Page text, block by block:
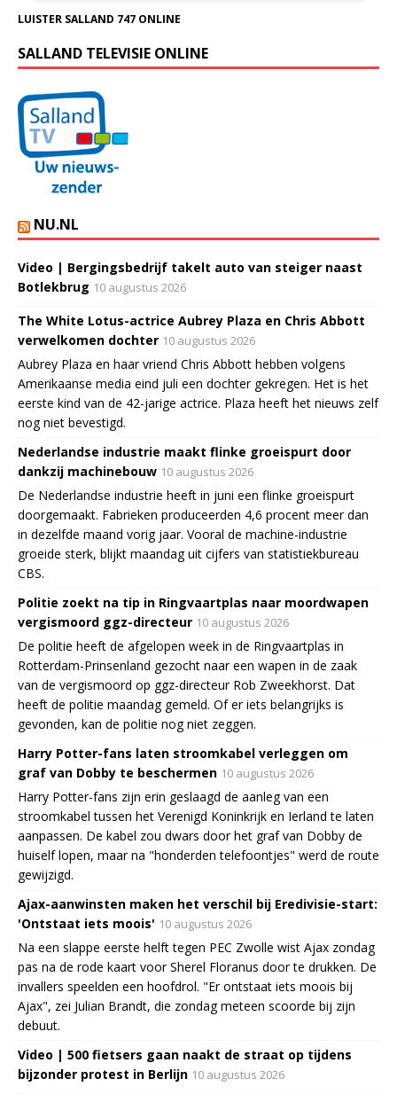
LUISTER SALLAND 747 ONLINE
SALLAND TELEVISIE ONLINE
NU.NL
Video | Bergingsbedrijf takelt auto van steiger naast
Botlekbrug 10 augustus 2026
The White Lotus-actrice Aubrey Plaza en Chris Abbott
verwelkomen dochter 10 augustus 2026
Aubrey Plaza en haar vriend Chris Abbott hebben volgens
Amerikaanse media eind juli een dochter gekregen. Het is het
eerste kind van de 42-jarige actrice. Plaza heeft het nieuws zelf
nog niet bevestigd.
Nederlandse industrie maakt flinke groeispurt door
dankzij machinebouw 10 augustus 2026
De Nederlandse industrie heeft in juni een flinke groeispurt
doorgemaakt. Fabrieken produceerden 4,6 procent meer dan
in dezelfde maand vorig jaar. Vooral de machine-industrie
groeide sterk, blijkt maandag uit cijfers van statistiekbureau
CBS.
Politie zoekt na tip in Ringvaartplas naar moordwapen
vergismoord ggz-directeur 10 augustus 2026
De politie heeft de afgelopen week in de Ringvaartplas in
Rotterdam-Prinsenland gezocht naar een wapen in de zaak
van de vergismoord op ggz-directeur Rob Zweekhorst. Dat
heeft de politie maandag gemeld. Of er iets belangrijks is
gevonden, kan de politie nog niet zeggen.
Harry Potter-fans laten stroomkabel verleggen om
graf van Dobby te beschermen 10 augustus 2026
Harry Potter-fans zijn erin geslaagd de aanleg van een
stroomkabel tussen het Verenigd Koninkrijk en Ierland te laten
aanpassen. De kabel zou dwars door het graf van Dobby de
huiself lopen, maar na "honderden telefoontjes" werd de route
gewijzigd.
Ajax-aanwinsten maken het verschil bij Eredivisie-start:
'Ontstaat iets moois' 10 augustus 2026
Na een slappe eerste helft tegen PEC Zwolle wist Ajax zondag
pas na de rode kaart voor Sherel Floranus door te drukken. De
invallers speelden een hoofdrol. "Er ontstaat iets moois bij
Ajax", zei Julian Brandt, die zondag meteen scoorde bij zijn
debuut.
Video | 500 fietsers gaan naakt de straat op tijdens
bijzonder protest in Berlijn 10 augustus 2026